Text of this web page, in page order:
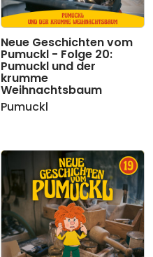
Neue Geschichten vom
Pumuckl - Folge 20:
Pumuckl und der
krumme
Weihnachtsbaum
Pumuckl